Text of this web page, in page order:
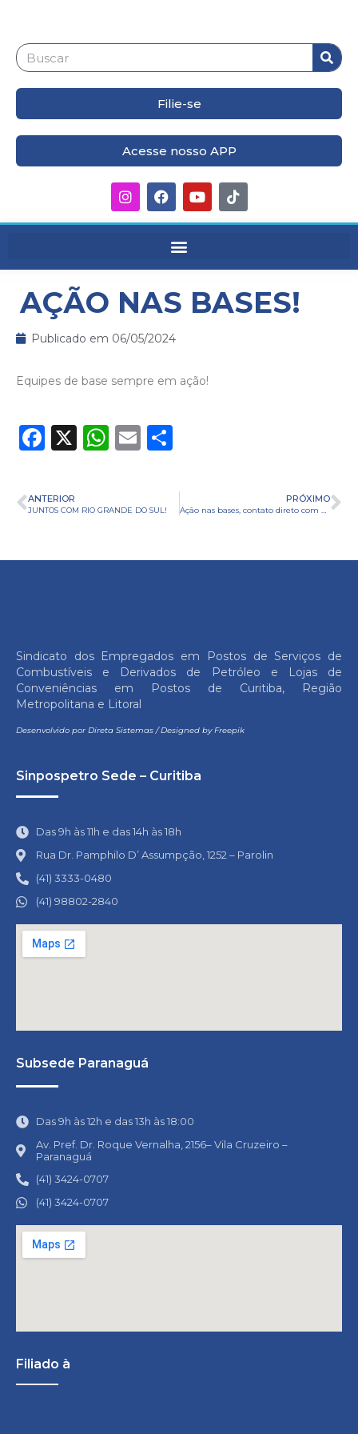
Filie-se
Acesse nosso APP
AÇÃO NAS BASES!
Publicado em 06/05/2024
Equipes de base sempre em ação!
Facebook
X WhatsApp
Email
ANTERIOR
JUNTOS COM RIO GRANDE DO SUL!
PRÓXIMO
Sindicato dos Empregados em Postos de Serviços de
Combustíveis e Derivados de Petróleo e Lojas de
Conveniências em Postos de Curitiba, Região
Metropolitana e Litoral
Desenvolvido por Direta Sistemas/Designed by Freepik
Sinpospetro Sede – Curitiba
Das 9h às 11h e das 14h às 18h
Rua Dr. Pamphilo D’ Assumpção, 1252 – Parolin
(41) 3333-0480
(41) 98802-2840
Subsede Paranaguá
Das 9h às 12h e das 13h às 18:00
Av. Pref. Dr. Roque Vernalha, 2156– Vila Cruzeiro –
Paranaguá
(41) 3424-0707
(41) 3424-0707
Filiado à